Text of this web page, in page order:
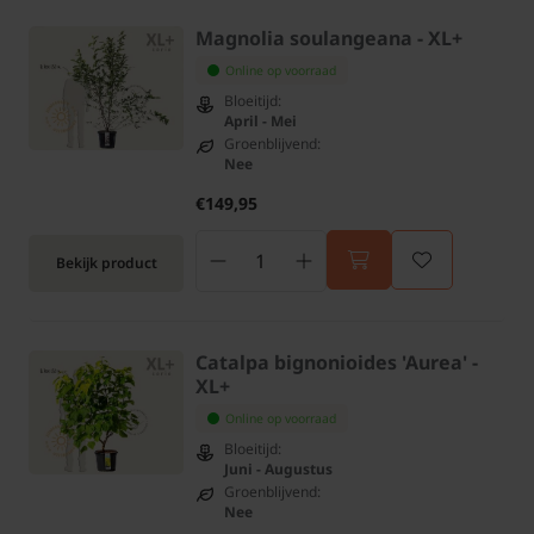
Bekijk product
Magnolia soulangeana - XL+
Online op voorraad
Bloeitijd:
April - Mei
Groenblijvend:
Nee
€149,95
Catalpa bignonioides 'Aurea' -
XL+
Online op voorraad
Bloeitijd:
Juni - Augustus
Groenblijvend:
Nee